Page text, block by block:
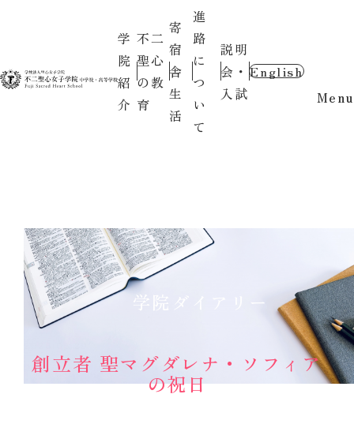
学
院
紹
介
不二
聖心
の教
育
寄
宿
舎
生
活
進
路
に
つ
い
て
説明
会・
入試
English
Menu
学院ダイアリー
創立者 聖マグダレナ・ソフィア
の祝日